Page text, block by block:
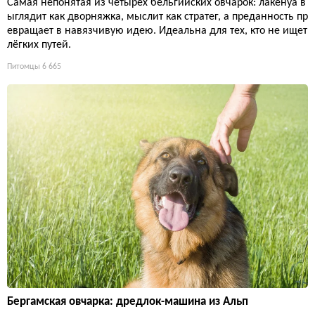
Самая непонятая из четырёх бельгийских овчарок: лакенуа в
ыглядит как дворняжка, мыслит как стратег, а преданность пр
евращает в навязчивую идею. Идеальна для тех, кто не ищет
лёгких путей.
Питомцы 6 665
Бергамская овчарка: дредлок-машина из Альп